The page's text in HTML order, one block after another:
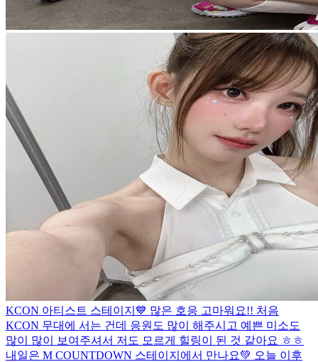
KCON 아티스트 스테이지💙 많은 호응 고마워요!! 처음
KCON 무대에 서는 건데 응원도 많이 해주시고 예쁜 미소도
많이 많이 보여주셔서 저도 모르게 힐링이 된 것 같아요 ㅎㅎ
내일은 M COUNTDOWN 스테이지에서 만나요💚 오늘 이후